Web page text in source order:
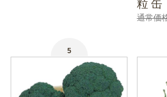
粒 缶
通常価
5